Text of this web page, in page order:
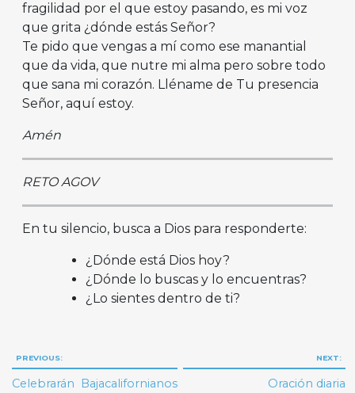
fragilidad por el que estoy pasando, es mi voz
que grita ¿dónde estás Señor?
Te pido que vengas a mí como ese manantial
que da vida, que nutre mi alma pero sobre todo
que sana mi corazón. Lléname de Tu presencia
Señor, aquí estoy.
Amén
RETO AGOV
En tu silencio, busca a Dios para responderte:
¿Dónde está Dios hoy?
¿Dónde lo buscas y lo encuentras?
¿Lo sientes dentro de ti?
Navegación
de
PREVIOUS:
Celebrarán Bajacalifornianos
NEXT:
Oración diaria